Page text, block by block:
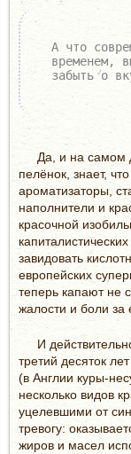
А что
временем,
забыть о
Да, и на самом
пелёнок, знает,
ароматизаторы,
наполнители и
красочной
завидовать
европейских
теперь капают не
жалости и боли за
И
третий десяток
(в Англии куры-
несколько видов
уцелевшими от
тревогу:
жиров и масел